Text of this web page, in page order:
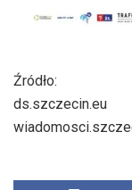
Źródło:
ds.szczecin.eu